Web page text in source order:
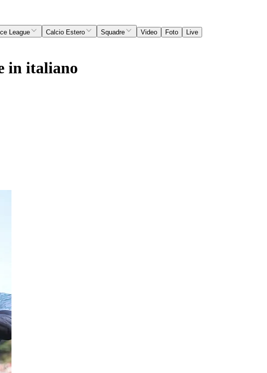
League Calcio Estero Squadre Video Foto
Live
in italiano